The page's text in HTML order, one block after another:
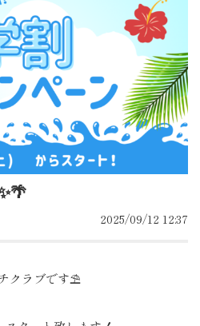
2025/09/12 12:37
クラブです⛱️